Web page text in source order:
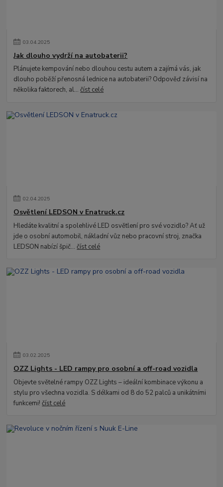
03.04.2025
Jak dlouho vydrží na autobaterii?
Plánujete kempování nebo dlouhou cestu autem a zajímá vás, jak
dlouho poběží přenosná lednice na autobaterii? Odpověď závisí na
několika faktorech, al...číst celé
02.04.2025
Osvětlení LEDSON v Enatruck.cz
Hledáte kvalitní a spolehlivé LED osvětlení pro své vozidlo? Ať už
jde o osobní automobil, nákladní vůz nebo pracovní stroj, značka
LEDSON nabízí špič...číst celé
03.02.2025
OZZ Lights - LED rampy pro osobní a off-road vozidla
Objevte světelné rampy OZZ Lights – ideální kombinace výkonu a
stylu pro všechna vozidla. S délkami od 8 do 52 palců a unikátními
funkcemi!číst celé